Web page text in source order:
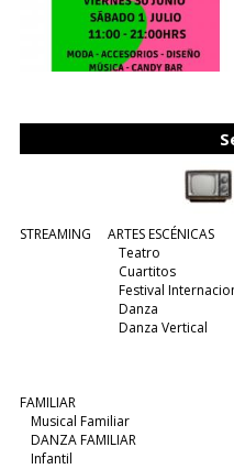
STREAMING
ARTES ESCÉNICAS
Teatro
Cuartitos
Festival
Danza
Danza Vertical
FAMILIAR
Musical Familiar
DANZA FAMILIAR
Infantil